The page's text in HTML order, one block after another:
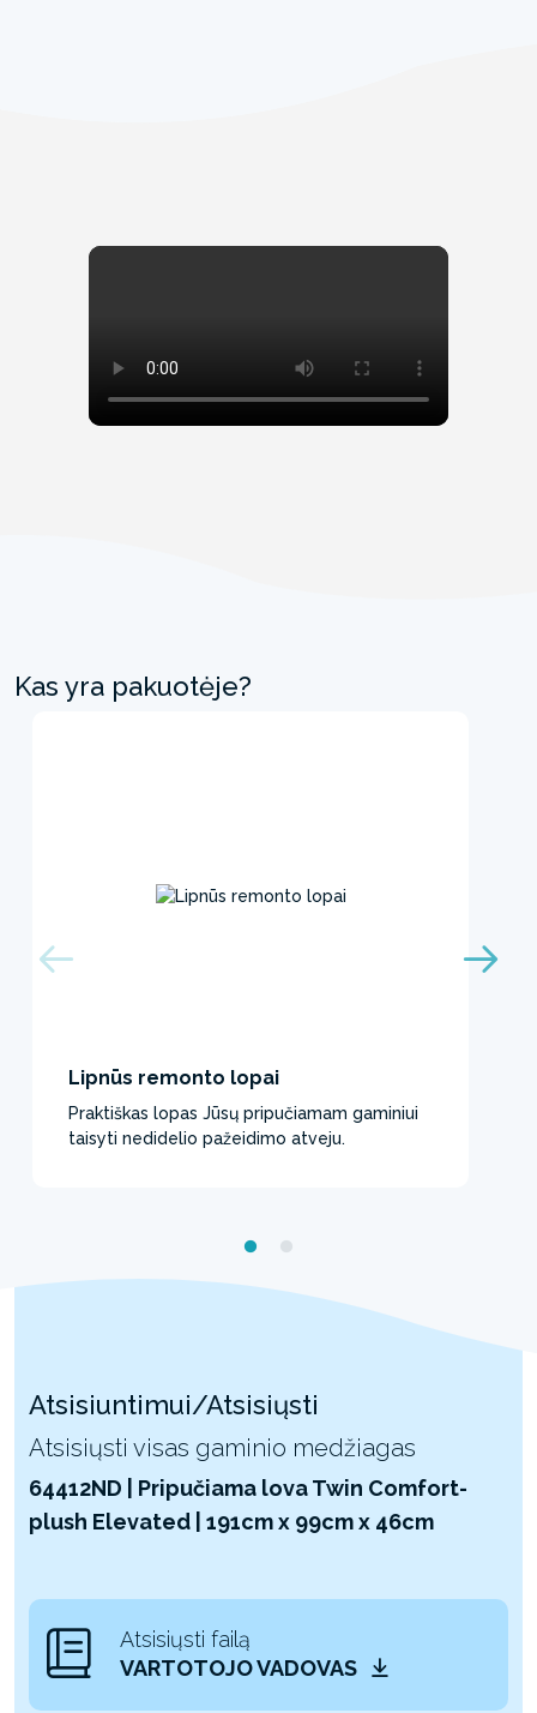
Kas yra pakuotėje?
Lipnūs remonto lopai
Praktiškas lopas Jūsų pripučiamam gaminiui
taisyti nedidelio pažeidimo atveju.
Atsisiuntimui/Atsisiųsti
Atsisiųsti visas gaminio medžiagas
64412ND | Pripučiama lova Twin Comfort-
plush Elevated | 191cm x 99cm x 46cm
Atsisiųsti failą
VARTOTOJO VADOVAS